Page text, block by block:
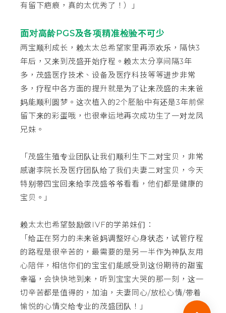
有留下疤痕，真的太优秀了！）」
面对高龄PGS及各项精准检验不可少
两宝顺利成长，赖太太总希望家里再添欢乐，隔快3
年后，又来到茂盛开始疗程。赖太太分享间隔3年
多，茂盛医疗技术、设备及医疗科技等等进步非常
多，疗程中各方面的提升就是为了让来茂盛的未来爸
妈能顺利圆梦。这次植入的2个胚胎中有还是3年前保
留下来的彩蛋哦，也很幸运地再次成功生了一对龙凤
兄妹。
「茂盛生殖专业团队让我们顺利生下二对宝贝，非常
感谢李院长及医疗团队给了我们夫妻二对宝贝，今天
特别带四宝回来给李茂盛爷爷看看，他们都是健康的
宝贝。」
赖太太也希望鼓励做IVF的学弟妹们：
「给正在努力的未来爸妈调整好心身状态，试管疗程
的路程是很辛苦的，最需要的是另一半作为神队友用
心陪伴，相信你们的宝宝们能感受到这份期待的甜蜜
幸福，会快快地到来，听到宝宝大哭的那一刻，这一
切辛苦都是值得的，加油，夫妻同心/放松心情/带着
愉悦的心情交给专业的茂盛团队！」